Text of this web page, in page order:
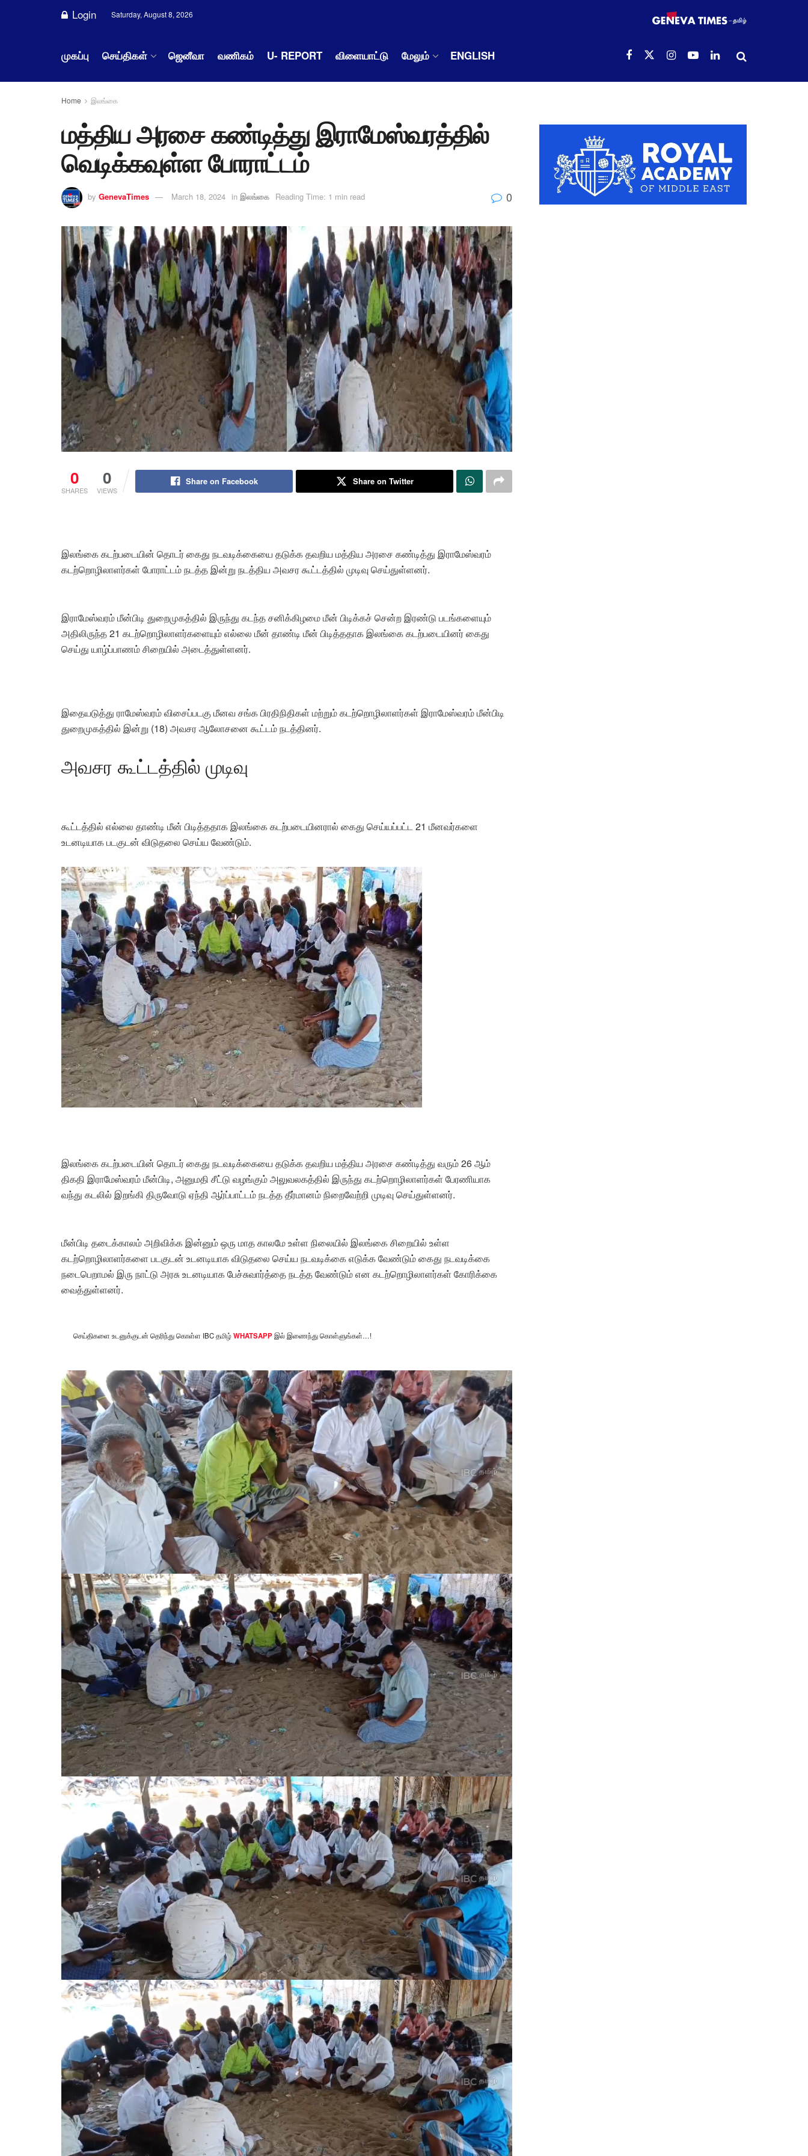
Login Saturday, August 8, 2026
முகப்பு செய்திகள் ஜெனீவா வணிகம் U- REPORT விளையாட்டு மேலும் ENGLISH
Home இலங்கை
மத்திய அரசை கண்டித்து இராமேஸ்வரத்தில்
வெடிக்கவுள்ள போராட்டம்
by GenevaTimes March 18, 2024 in இலங்கை Reading Time: 1 min read 0
0
SHARES
0
VIEWS
Share on Facebook Share on Twitter
இலங்கை கடற்படையின் தொடர் கைது நடவடிக்கையை தடுக்க தவறிய மத்திய அரசை கண்டித்து இராமேஸ்வரம்
கடற்றொழிலாளர்கள் போராட்டம் நடத்த இன்று நடத்திய அவசர கூட்டத்தில் முடிவு செய்துள்ளனர்.
இராமேஸ்வரம் மீன்பிடி துறைமுகத்தில் இருந்து கடந்த சனிக்கிழமை மீன் பிடிக்கச் சென்ற இரண்டு படங்களையும்
அதிலிருந்த 21 கடற்றொழிலாளர்களையும் எல்லை மீன் தாண்டி மீன் பிடித்ததாக இலங்கை கடற்படையினர் கைது
செய்து யாழ்ப்பாணம் சிறையில் அடைத்துள்ளனர்.
இதையடுத்து ராமேஸ்வரம் விசைப்படகு மீனவ சங்க பிரதிநிதிகள் மற்றும் கடற்றொழிலாளர்கள் இராமேஸ்வரம் மீன்பிடி
துறைமுகத்தில் இன்று (18) அவசர ஆலோசனை கூட்டம் நடத்தினர்.
அவசர கூட்டத்தில் முடிவு
கூட்டத்தில் எல்லை தாண்டி மீன் பிடித்ததாக இலங்கை கடற்படையினரால் கைது செய்யப்பட்ட 21 மீனவர்களை
உடனடியாக படகுடன் விடுதலை செய்ய வேண்டும்.
இலங்கை கடற்படையின் தொடர் கைது நடவடிக்கையை தடுக்க தவறிய மத்திய அரசை கண்டித்து வரும் 26 ஆம்
திகதி இராமேஸ்வரம் மீன்பிடி, அனுமதி சீட்டு வழங்கும் அலுவலகத்தில் இருந்து கடற்றொழிலாளர்கள் பேரணியாக
வந்து கடலில் இறங்கி திருவோடு ஏந்தி ஆர்ப்பாட்டம் நடத்த தீர்மானம் நிறைவேற்றி முடிவு செய்துள்ளனர்.
மீன்பிடி தடைக்காலம் அறிவிக்க இன்னும் ஒரு மாத காலமே உள்ள நிலையில் இலங்கை சிறையில் உள்ள
கடற்றொழிலாளர்களை படகுடன் உடனடியாக விடுதலை செய்ய நடவடிக்கை எடுக்க வேண்டும் கைது நடவடிக்கை
நடைபெறாமல் இரு நாட்டு அரசு உடனடியாக பேச்சுவார்த்தை நடத்த வேண்டும் என கடற்றொழிலாளர்கள் கோரிக்கை
வைத்துள்ளனர்.
செய்திகளை உடனுக்குடன் தெரிந்து கொள்ள IBC தமிழ்WHATSAPPஇல் இணைந்து கொள்ளுங்கள்…!